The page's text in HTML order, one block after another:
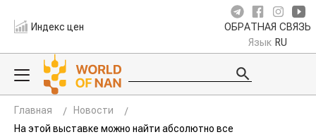
Индекс цен ОБРАТНАЯ СВЯЗЬ
Язык RU
Главная
Новости
На этой выставке можно найти абсолютно все